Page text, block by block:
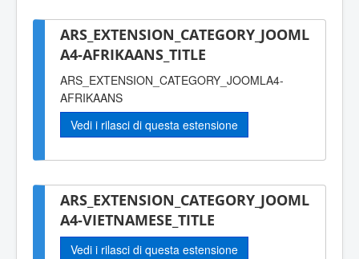
ARS_EXTENSION_CATEGORY_JOOML
A4-AFRIKAANS_TITLE
ARS_EXTENSION_CATEGORY_JOOMLA4-
AFRIKAANS
Vedi i rilasci di questa estensione
ARS_EXTENSION_CATEGORY_JOOML
A4-VIETNAMESE_TITLE
Vedi i rilasci di questa estensione